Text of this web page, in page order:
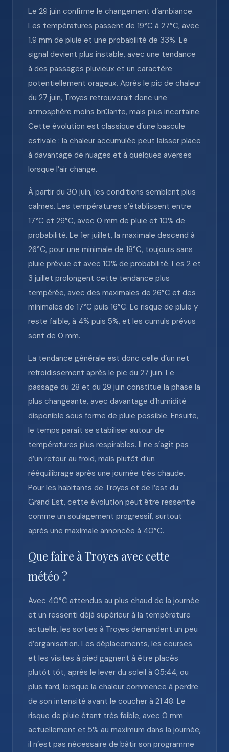
Le 29 juin confirme le changement d’ambiance.
Les températures passent de 19°C à 27°C, avec
1.9 mm de pluie et une probabilité de 33%. Le
signal devient plus instable, avec une tendance
à des passages pluvieux et un caractère
potentiellement orageux. Après le pic de chaleur
du 27 juin, Troyes retrouverait donc une
atmosphère moins brûlante, mais plus incertaine.
Cette évolution est classique d’une bascule
estivale : la chaleur accumulée peut laisser place
à davantage de nuages et à quelques averses
lorsque l’air change.
À partir du 30 juin, les conditions semblent plus
calmes. Les températures s’établissent entre
17°C et 29°C, avec 0 mm de pluie et 10% de
probabilité. Le 1er juillet, la maximale descend à
26°C, pour une minimale de 18°C, toujours sans
pluie prévue et avec 10% de probabilité. Les 2 et
3 juillet prolongent cette tendance plus
tempérée, avec des maximales de 26°C et des
minimales de 17°C puis 16°C. Le risque de pluie y
reste faible, à 4% puis 5%, et les cumuls prévus
sont de 0 mm.
La tendance générale est donc celle d’un net
refroidissement après le pic du 27 juin. Le
passage du 28 et du 29 juin constitue la phase la
plus changeante, avec davantage d’humidité
disponible sous forme de pluie possible. Ensuite,
le temps paraît se stabiliser autour de
températures plus respirables. Il ne s’agit pas
d’un retour au froid, mais plutôt d’un
rééquilibrage après une journée très chaude.
Pour les habitants de Troyes et de l’est du
Grand Est, cette évolution peut être ressentie
comme un soulagement progressif, surtout
après une maximale annoncée à 40°C.
Que faire à Troyes avec cette
météo ?
Avec 40°C attendus au plus chaud de la journée
et un ressenti déjà supérieur à la température
actuelle, les sorties à Troyes demandent un peu
d’organisation. Les déplacements, les courses
et les visites à pied gagnent à être placés
plutôt tôt, après le lever du soleil à 05:44, ou
plus tard, lorsque la chaleur commence à perdre
de son intensité avant le coucher à 21:48. Le
risque de pluie étant très faible, avec 0 mm
actuellement et 5% au maximum dans la journée,
il n’est pas nécessaire de bâtir son programme